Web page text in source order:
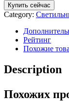
Купить сейчас
Category:
Рейтинг
Похожие
Description
Похожих